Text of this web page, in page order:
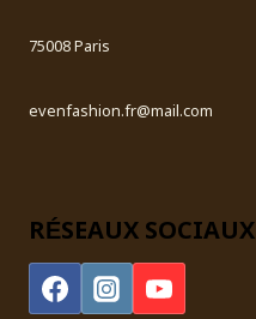
75008 Paris
evenfashion.fr@mail.com
RÉSEAUX SOCIAUX